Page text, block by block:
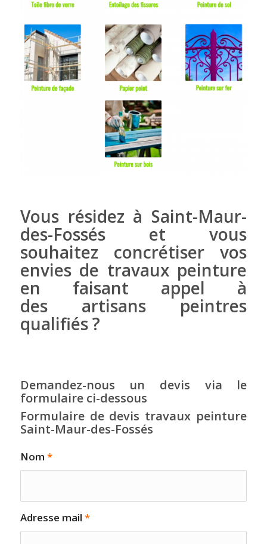
Vous résidez à Saint-Maur-
des-Fossés et vous
souhaitez concrétiser vos
envies de travaux peinture
en faisant appel à
des artisans peintres
qualifiés ?
Demandez-nous un devis via le
formulaire ci-dessous
Formulaire de devis travaux peinture
Saint-Maur-des-Fossés
Nom *
Adresse mail *